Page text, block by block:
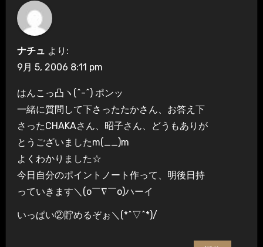
ナチュ より:
9月 5, 2006 8:11 pm
はんこっ凸ヽ(^-^) ポンッ
一緒に質問して下さったたかさん、お答え下
さったCHAKAさん、昭子さん、どうもありが
とうございましたm(__)m
よくわかりました☆
今日自分のポイントノート作って、明後日持
っていきます＼(o￣∇￣o)ハーイ
いっぱい②貯めるぞぉ＼(*^▽^*)/